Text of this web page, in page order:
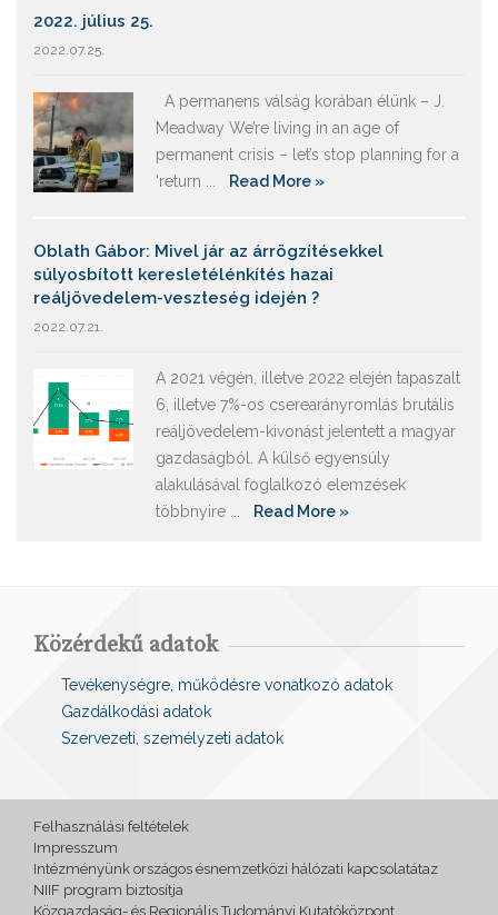
2022. július 25.
2022.07.25.
A permanens válság korában élünk – J.
Meadway We’re living in an age of
permanent crisis – let’s stop planning for a
‘return ...
Read More »
Oblath Gábor: Mivel jár az árrögzítésekkel
súlyosbított keresletélénkítés hazai
reáljövedelem-veszteség idején ?
2022.07.21.
A 2021 végén, illetve 2022 elején tapaszalt
6, illetve 7%-os cserearányromlás brutális
reáljövedelem-kivonást jelentett a magyar
gazdaságból. A külső egyensúly
alakulásával foglalkozó elemzések
többnyire ...
Read More »
Közérdekű adatok
Tevékenységre, működésre vonatkozó adatok
Gazdálkodási adatok
Szervezeti, személyzeti adatok
Felhasználási feltételek
Impresszum
Intézményünk országos ésnemzetközi hálózati kapcsolatátaz
NIIF program biztosítja
Közgazdaság- és Regionális Tudományi Kutatóközpont